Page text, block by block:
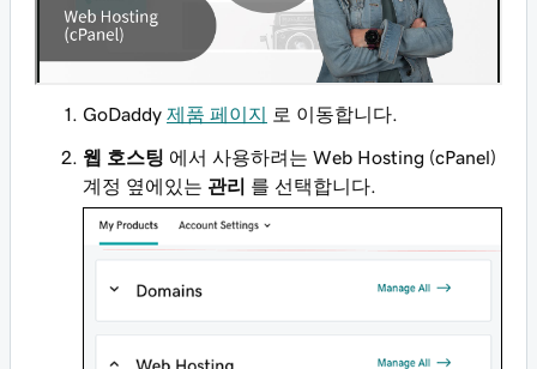
GoDaddy 제품 페이지 로 이동합니다.
웹 호스팅 에서 사용하려는 Web Hosting (cPanel)
계정 옆에있는 관리 를 선택합니다.